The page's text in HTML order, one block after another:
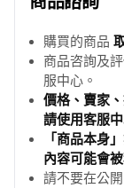
購買的商品
商品咨詢及
服中心。
價格、賣家
請使用客服
「商品本身
內容可能會
請不要在公